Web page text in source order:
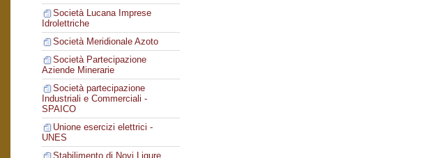
Società Lucana Imprese
Idrolettriche
Società Meridionale Azoto
Società Partecipazione
Aziende Minerarie
Società partecipazione
Industriali e Commerciali -
SPAICO
Unione esercizi elettrici -
UNES
Stabilimento di Novi Ligure